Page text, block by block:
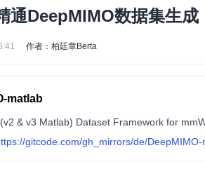
通DeepMIMO数据集生
作者：柏廷章Berta
matlab
& v3 Matlab) Dataset Framework for
gitcode.com/gh_mirrors/de/DeepMIMO-